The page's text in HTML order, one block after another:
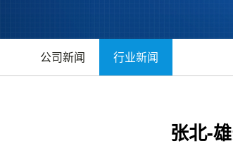
公司新闻 行业新闻
张北-